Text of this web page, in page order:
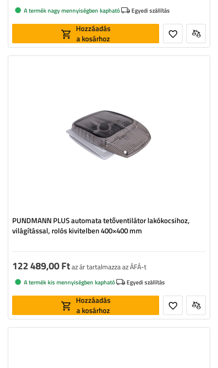
A termék nagy mennyiségben kapható Egyedi szállítás
Hozzáadás
a kosárhoz
PUNDMANN PLUS automata tetőventilátor lakókocsihoz,
világítással, rolós kivitelben 400×400 mm
122 489,00 Ftaz ár tartalmazza az ÁFÁ-t
A termék kis mennyiségben kapható Egyedi szállítás
Hozzáadás
a kosárhoz